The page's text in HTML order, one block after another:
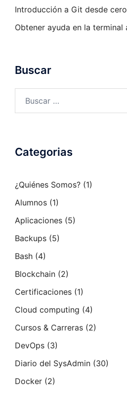
Introducción a Git desde cero
Obtener ayuda en la terminal
Buscar
Categorias
¿Quiénes Somos? (1)
Alumnos (1)
Aplicaciones (5)
Backups (5)
Bash (4)
Blockchain (2)
Certificaciones (1)
Cloud computing (4)
Cursos & Carreras (2)
DevOps (3)
Diario del SysAdmin (30)
Docker (2)